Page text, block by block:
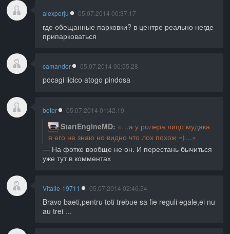
alexperju 05.07.2014 00:37.17
где обещанные парковки? в центре реально негде
припарковаться
camandor 05.07.2014 00:55.28
pocagi licico atogo pindosa
boter 05.07.2014 01:42.19
StartEngineMD
а у ролера лицо мудака
я его не знаю но видно что лох похож =)
На фотке вообще не он. И перестань бычиться
уже тут в комментах
Vitalie-19711 05.07.2014 02:46.54
Bravo baeti,pentru toti trebue sa fie reguli egale,ei nu
au trei ...